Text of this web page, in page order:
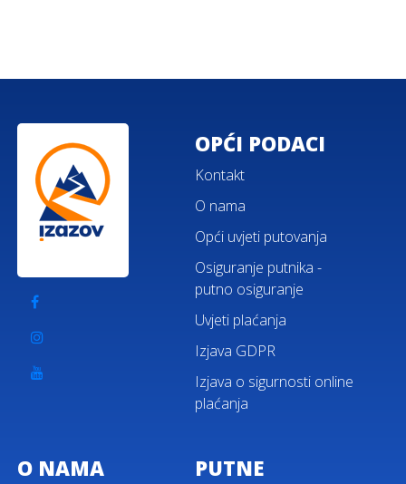
OPĆI PODACI
Kontakt
O nama
Opći uvjeti putovanja
Osiguranje putnika -
putno osiguranje
Uvjeti plaćanja
Izjava GDPR
Izjava o sigurnosti online
plaćanja
O NAMA
PUTNE